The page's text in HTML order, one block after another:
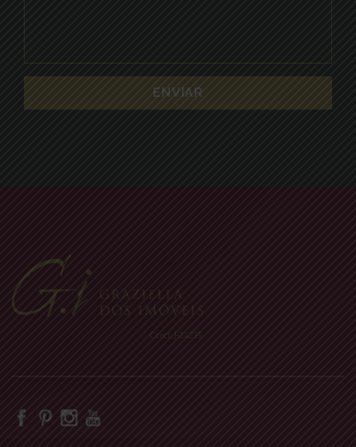
Creci: J-24275